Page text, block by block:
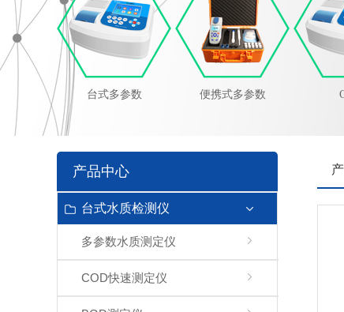
台式多参数 便携式多参数
产品中心
台式水质检测仪
多参数水质测定仪
COD快速测定仪